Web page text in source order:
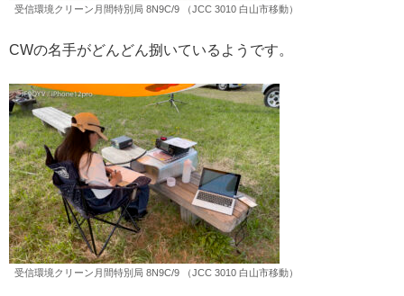
受信環境クリーン月間特別局 8N9C/9 （JCC 3010 白山市移動）
CWの名手がどんどん捌いているようです。
受信環境クリーン月間特別局 8N9C/9 （JCC 3010 白山市移動）